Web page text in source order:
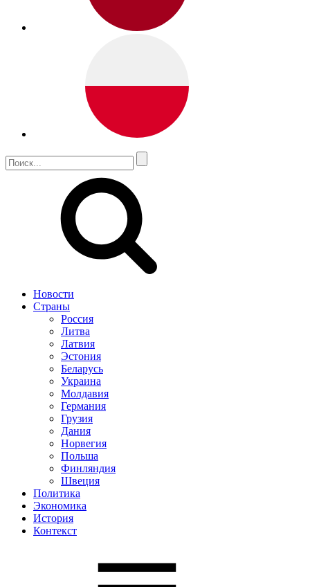
Новости
Страны
Россия
Литва
Латвия
Эстония
Беларусь
Украина
Молдавия
Германия
Грузия
Дания
Норвегия
Польша
Финляндия
Швеция
Политика
Экономика
История
Контекст